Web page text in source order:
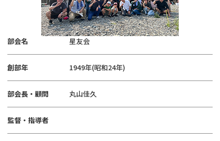
部会名 星友会
創部年 1949年(昭和24年)
部会長・顧問 丸山佳久
監督・指導者